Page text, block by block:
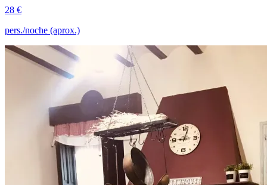
28 €
pers./noche (aprox.)